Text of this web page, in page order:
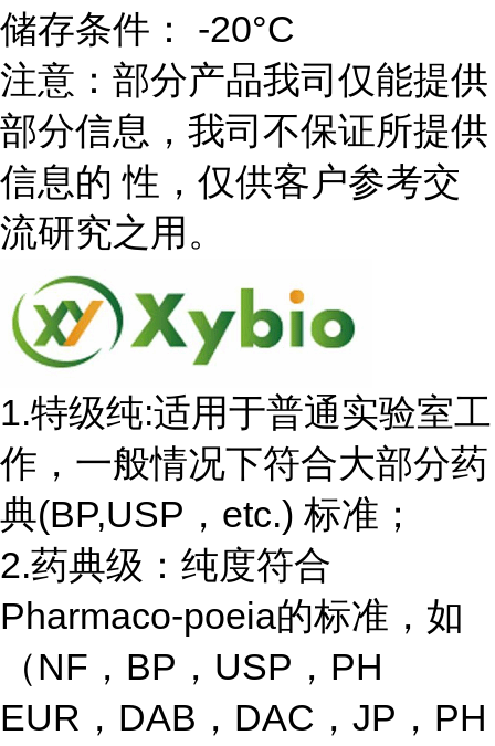
储存条件： -20°C
注意：部分产品我司仅能提供
部分信息，我司不保证所提供
信息的 性，仅供客户参考交
流研究之用。
1.特级纯:适用于普通实验室工
作，一般情况下符合大部分药
典(BP,USP，etc.) 标准；
2.药典级：纯度符合
Pharmaco-poeia的标准，如
（NF，BP，USP，PH
EUR，DAB，DAC，JP，PH